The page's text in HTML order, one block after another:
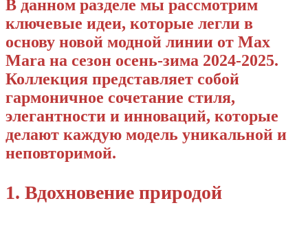
В данном разделе мы рассмотрим
ключевые идеи, которые легли в
основу новой модной линии от Max
Mara на сезон осень-зима 2024-2025.
Коллекция представляет собой
гармоничное сочетание стиля,
элегантности и инноваций, которые
делают каждую модель уникальной и
неповторимой.
1. Вдохновение природой